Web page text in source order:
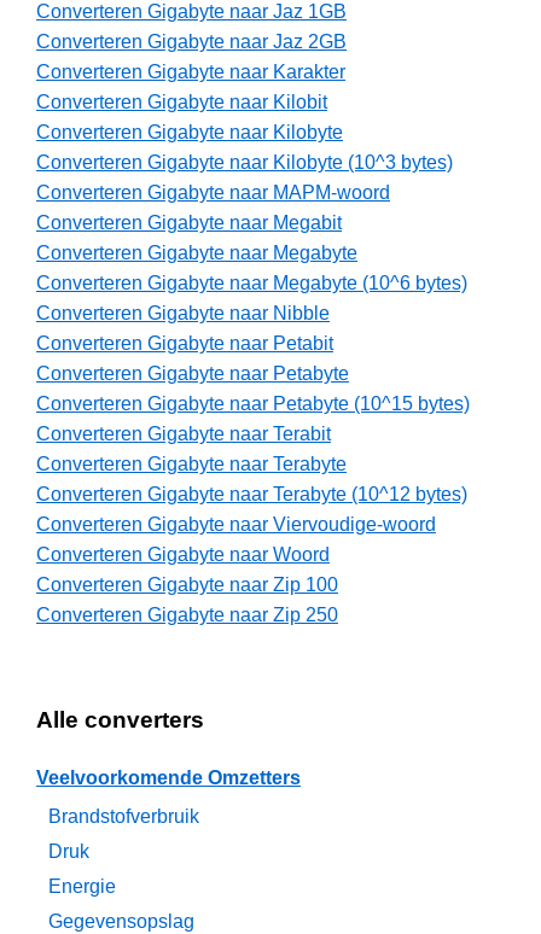
Converteren Gigabyte naar Jaz 1GB
Converteren Gigabyte naar Jaz 2GB
Converteren Gigabyte naar Karakter
Converteren Gigabyte naar Kilobit
Converteren Gigabyte naar Kilobyte
Converteren Gigabyte naar Kilobyte (10^3 bytes)
Converteren Gigabyte naar MAPM-woord
Converteren Gigabyte naar Megabit
Converteren Gigabyte naar Megabyte
Converteren Gigabyte naar Megabyte (10^6 bytes)
Converteren Gigabyte naar Nibble
Converteren Gigabyte naar Petabit
Converteren Gigabyte naar Petabyte
Converteren Gigabyte naar Petabyte (10^15 bytes)
Converteren Gigabyte naar Terabit
Converteren Gigabyte naar Terabyte
Converteren Gigabyte naar Terabyte (10^12 bytes)
Converteren Gigabyte naar Viervoudige-woord
Converteren Gigabyte naar Woord
Converteren Gigabyte naar Zip 100
Converteren Gigabyte naar Zip 250
Alle converters
Veelvoorkomende Omzetters
Brandstofverbruik
Druk
Energie
Gegevensopslag